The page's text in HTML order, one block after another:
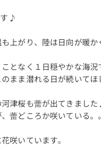
♪
上がり、陸は日向が暖
となく１日穏やかな海況
まま潜れる日が続いてほ
津桜も蕾が出てきまし
蕾どころか咲いている。。
咲いています。